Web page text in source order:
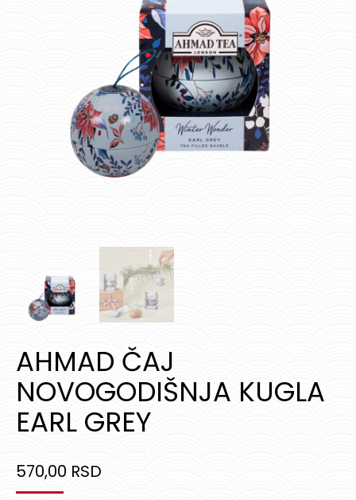
AHMAD ČAJ
NOVOGODIŠNJA KUGLA
EARL GREY
570,00 RSD